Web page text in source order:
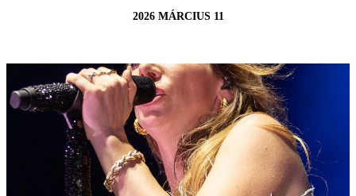
2026 MÁRCIUS 11